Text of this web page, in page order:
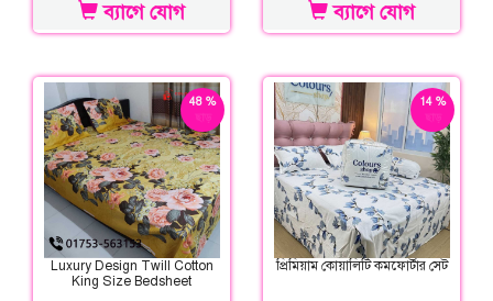
ব্যাগে যোগ
ব্যাগে যোগ
48 %
Luxury Design Twill Cotton
King Size Bedsheet
14 %
প্রিমিয়াম কোয়ালিটি কমফোর্টার সেট